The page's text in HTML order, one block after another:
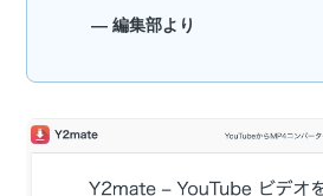
— 編集部より